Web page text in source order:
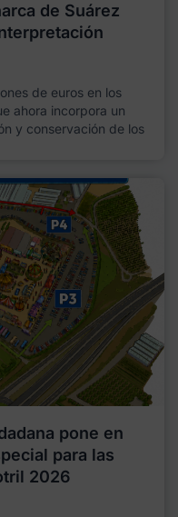
de Suárez
de euros en los
ahora incorpora un
y conservación de los
pone en
para las
2026